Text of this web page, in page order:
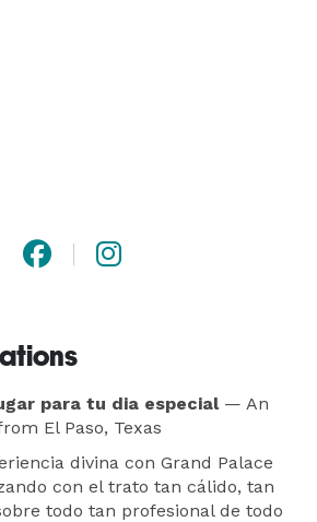
para tu dia especial — An
El Paso, Texas
divina con Grand Palace
con el trato tan cálido, tan
todo tan profesional de todo